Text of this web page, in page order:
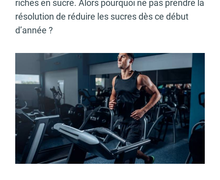
riches en sucre. Alors pourquoi ne pas prendre la
résolution de réduire les sucres dès ce début
d’année ?